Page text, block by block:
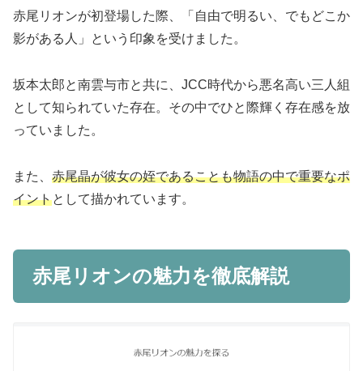
赤尾リオンが初登場した際、「自由で明るい、でもどこか
影がある人」という印象を受けました。
坂本太郎と南雲与市と共に、JCC時代から悪名高い三人組
として知られていた存在。その中でひと際輝く存在感を放
っていました。
また、 赤尾晶が彼女の姪であることも物語の中で重要なポ
イントとして描かれています。
赤尾リオンの魅力を徹底解説